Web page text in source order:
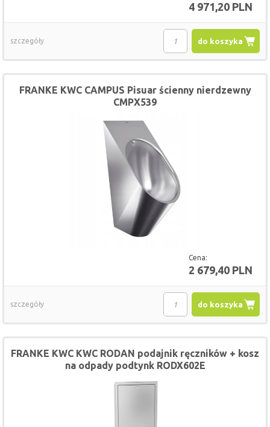
4 971,20 PLN
do koszyka
szczegóły
Cena:
2 679,40 PLN
FRANKE KWC CAMPUS Pisuar ścienny nierdzewny
CMPX539
do koszyka
szczegóły
FRANKE KWC KWC RODAN podajnik ręczników + kosz
na odpady podtynk RODX602E